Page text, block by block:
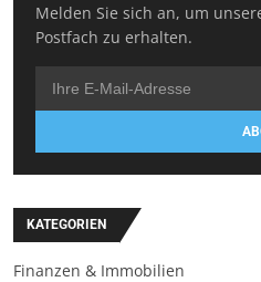
Melden Sie sich an, um
Postfach zu erhalten.
KATEGORIEN
Finanzen & Immobilien